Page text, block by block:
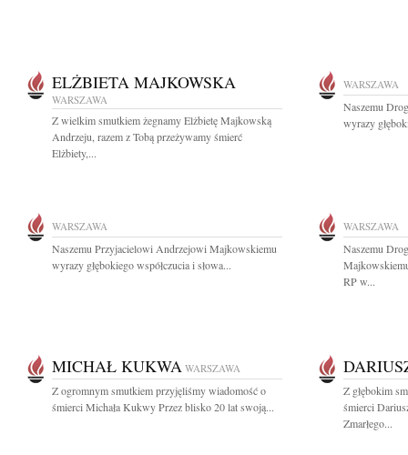
ELŻBIETA MAJKOWSKA
WARSZAWA
Z wielkim smutkiem żegnamy Elżbietę Majkowską
Andrzeju, razem z Tobą przeżywamy śmierć
Elżbiety,...
WARSZAWA
Naszemu
wyrazy
WARSZAWA
Naszemu Przyjacielowi Andrzejowi Majkowskiemu
wyrazy głębokiego współczucia i słowa...
WARSZAWA
Naszemu
RP w...
MICHAŁ KUKWA WARSZAWA
Z ogromnym smutkiem przyjęliśmy wiadomość o
śmierci Michała Kukwy Przez blisko 20 lat swoją...
Z głębokim
śmierci
Zmarłego...